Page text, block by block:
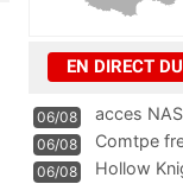
EN DIRECT
06/08 acces
06/08 Comtpe
06/08 Hollow